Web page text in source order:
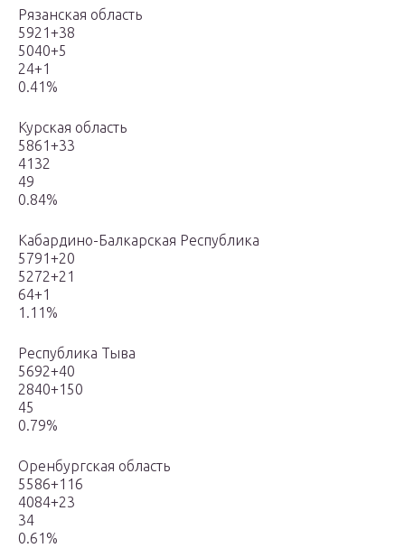
Рязанская область
5921+38
5040+5
24+1
0.41%
Курская область
5861+33
4132
49
0.84%
Кабардино-Балкарская Республика
5791+20
5272+21
64+1
1.11%
Республика Тыва
5692+40
2840+150
45
0.79%
Оренбургская область
5586+116
4084+23
34
0.61%